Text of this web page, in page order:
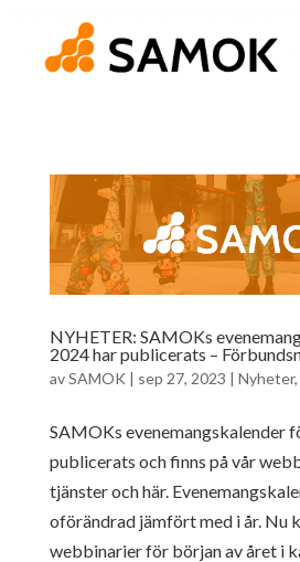
NYHETER: SAMOKs
2024 har publicerats –
avSAMOK | sep 27, 2023 | Nyheter,
SAMOKs evenemangskalender
publicerats och finns på vår
tjänster och här.
oförändrad jämfört med i år. Nu
webbinarier för början av året i